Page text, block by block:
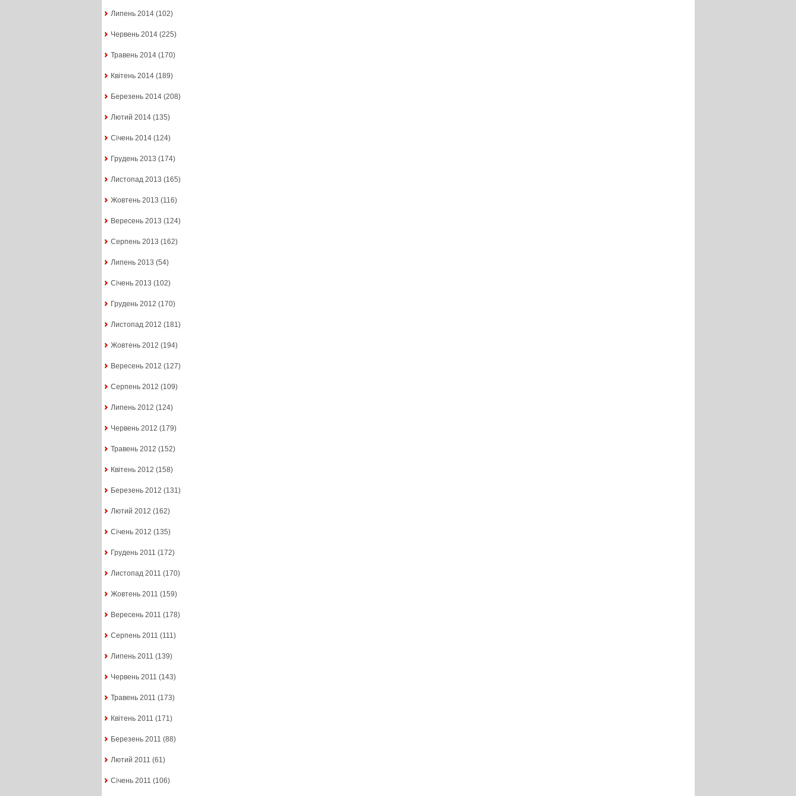
Липень 2014(102)
Червень 2014(225)
Травень 2014(170)
Квітень 2014(189)
Березень 2014(208)
Лютий 2014(135)
Січень 2014(124)
Грудень 2013 (174)
Листопад 2013 (165)
Жовтень 2013 (116)
Вересень 2013 (124)
Серпень 2013 (162)
Липень 2013 (54)
Січень 2013 (102)
Грудень 2012 (170)
Листопад 2012 (181)
Жовтень 2012 (194)
Вересень 2012 (127)
Серпень 2012 (109)
Липень 2012 (124)
Червень 2012 (179)
Травень 2012 (152)
Квітень 2012 (158)
Березень 2012 (131)
Лютий 2012 (162)
Січень 2012 (135)
Грудень 2011 (172)
Листопад 2011 (170)
Жовтень 2011 (159)
Вересень 2011 (178)
Серпень 2011 (111)
Липень 2011 (139)
Червень 2011 (143)
Травень 2011 (173)
Квітень 2011 (171)
Березень 2011 (88)
Лютий 2011 (61)
Січень 2011 (106)